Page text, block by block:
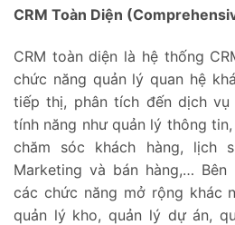
CRM Toàn Diện
CRM toàn diện là hệ thống
chức năng quản lý quan hệ
tiếp thị, phân tích đến dịch vụ
tính năng như quản lý thông
chăm sóc khách hàng, lịch
Marketing và bán hàng,…
các chức năng mở rộng khác
quản lý kho, quản lý dự án,